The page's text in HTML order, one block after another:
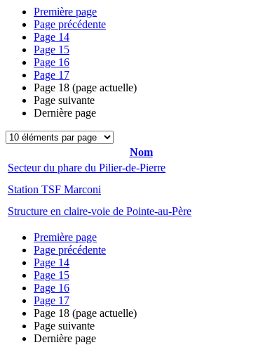
Première page
Page précédente
Page 14
Page 15
Page 16
Page 17
Page 18 (page actuelle)
Page suivante
Dernière page
Nom
Secteur du phare du Pilier-de-Pierre
Station TSF Marconi
Structure en claire-voie de Pointe-au-Père
Première page
Page précédente
Page 14
Page 15
Page 16
Page 17
Page 18 (page actuelle)
Page suivante
Dernière page